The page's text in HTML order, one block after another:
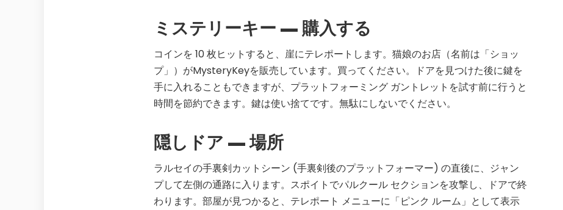
ミステリーキー — 購入する
コインを 10 枚ヒットすると、崖にテレポートします。猫娘のお店（名前は「ショッ
プ」）がMysteryKeyを販売しています。買ってください。ドアを見つけた後に鍵を
手に入れることもできますが、プラットフォーミング ガントレットを試す前に行うと
時間を節約できます。鍵は使い捨てです。無駄にしないでください。
隠しドア — 場所
ラルセイの手裏剣カットシーン (手裏剣後のプラットフォーマー) の直後に、ジャン
プして左側の通路に入ります。スポイトでパルクール セクションを攻撃し、ドアで終
わります。部屋が見つかると、テレポート メニューに「ピンク ルーム」として表示